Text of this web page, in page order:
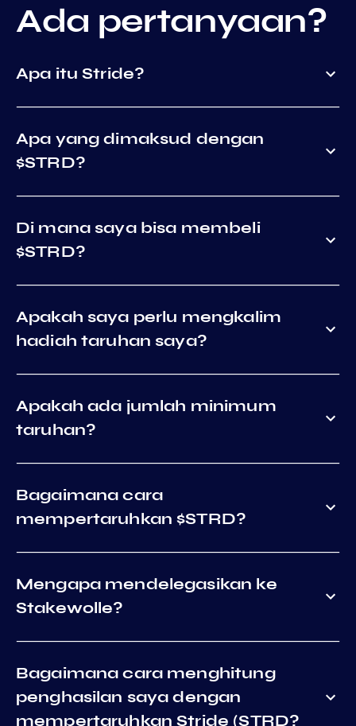
Ada pertanyaan?
Apa itu Stride?
Apa yang dimaksud dengan
$STRD?
Di mana saya bisa membeli
$STRD?
Apakah saya perlu mengkalim
hadiah taruhan saya?
Apakah ada jumlah minimum
taruhan?
Bagaimana cara
mempertaruhkan $STRD?
Mengapa mendelegasikan ke
Stakewolle?
Bagaimana cara menghitung
penghasilan saya dengan
mempertaruhkan Stride (STRD?